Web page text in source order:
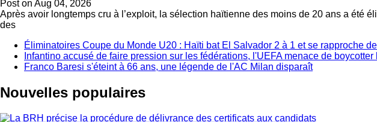
Post on Aug 04, 2026
Après avoir longtemps cru à l’exploit, la sélection haïtienne des moins de 20 ans a été
des
Éliminatoires Coupe du Monde U20 : Haïti bat El Salvador 2 à 1 et se rapproche
Infantino accusé de faire pression sur les fédérations, l'UEFA menace de
Franco Baresi s'éteint à 66 ans, une légende de l'AC Milan disparaît
Nouvelles populaires